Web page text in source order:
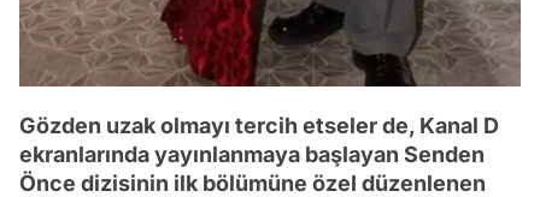
Gözden uzak olmayı tercih etseler de, Kanal D
ekranlarında yayınlanmaya başlayan Senden
Önce dizisinin ilk bölümüne özel düzenlenen